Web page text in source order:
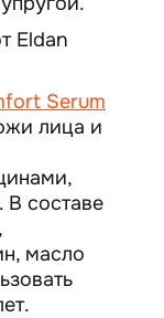
Eldan
Serum
лица и
составе
масло